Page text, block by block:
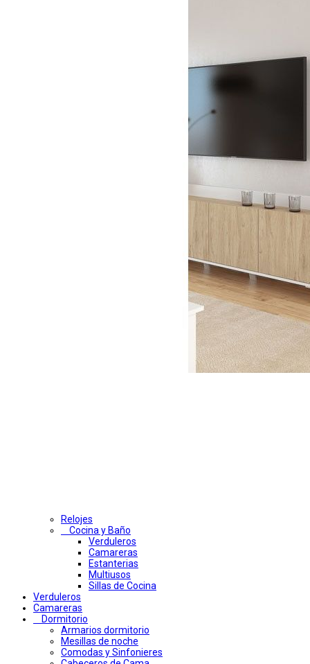
Relojes
Cocina y Baño
Verduleros
Camareras
Estanterias
Multiusos
Sillas de Cocina
Verduleros
Camareras
Dormitorio
Armarios dormitorio
Mesillas de noche
Comodas y Sinfonieres